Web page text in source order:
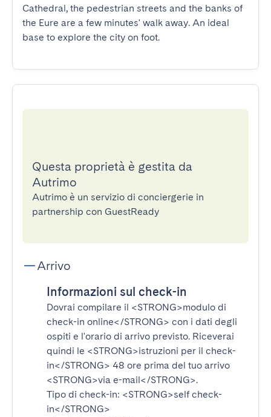
Cathedral, the pedestrian streets and the banks of
the Eure are a few minutes' walk away. An ideal
base to explore the city on foot.
Questa proprietà è gestita da
Autrimo
Autrimo è un servizio di conciergerie in
partnership con GuestReady
Arrivo
Informazioni sul check-in
Dovrai compilare il <STRONG>modulo di
check-in online</STRONG> con i dati degli
ospiti e l'orario di arrivo previsto. Riceverai
quindi le <STRONG>istruzioni per il check-
in</STRONG> 48 ore prima del tuo arrivo
<STRONG>via e-mail</STRONG>.
Tipo di check-in: <STRONG>self check-
in</STRONG>